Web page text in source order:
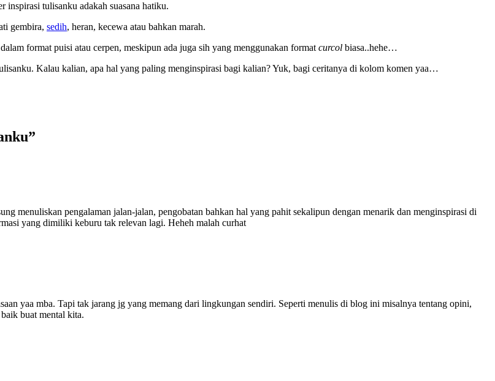
inspirasi tulisanku adakah suasana hatiku.
gembira, sedih, heran, kecewa atau bahkan marah.
format puisi atau cerpen, meskipun ada juga sih yang menggunakan format curcol biasa..hehe…
Kalau kalian, apa hal yang paling menginspirasi bagi kalian? Yuk, bagi ceritanya di kolom komen yaa…
menuliskan pengalaman jalan-jalan, pengobatan bahkan hal yang pahit sekalipun dengan menarik dan menginspirasi di
yang dimiliki keburu tak relevan lagi. Heheh malah curhat
yaa mba. Tapi tak jarang jg yang memang dari lingkungan sendiri. Seperti menulis di blog ini misalnya tentang opini,
buat mental kita.